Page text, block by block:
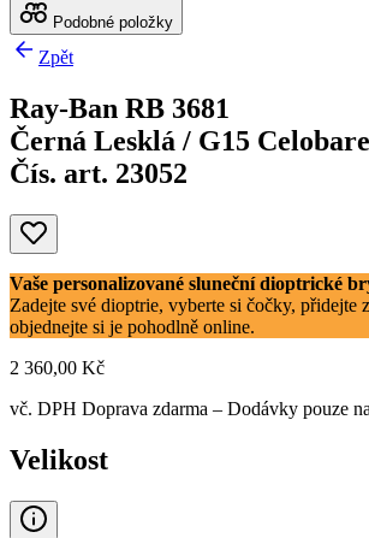
Podobné položky
Zpět
Ray-Ban RB 3681
Černá Lesklá / G15
Čís. art. 23052
Vaše personalizované sluneční dioptrické
Zadejte své dioptrie, vyberte si čočky, přidejte
objednejte si je pohodlně online.
2 360,00 Kč
vč. DPH Doprava zdarma – Dodávky pouze
Velikost